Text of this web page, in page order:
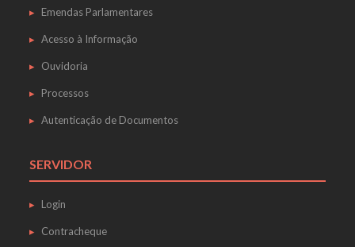
Emendas Parlamentares
Acesso à Informação
Ouvidoria
Processos
Autenticação de Documentos
SERVIDOR
Login
Contracheque